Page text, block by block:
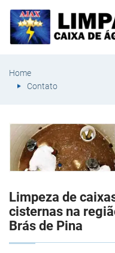
Home
Contato
Limpeza de
cisternas na
Brás de Pina